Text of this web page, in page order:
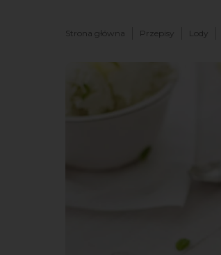
Strona główna Przepisy Lody